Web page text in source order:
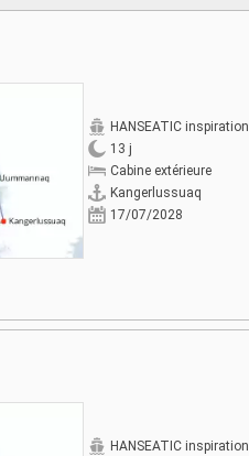
HANSEATIC inspiration
13 j
Cabine extérieure
Kangerlussuaq
17/07/2028
HANSEATIC inspiration